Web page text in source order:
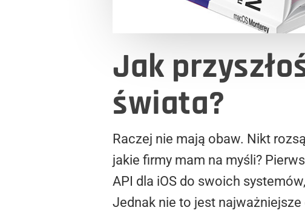
Jak
świata?
Raczej nie mają obaw. Nikt
jakie firmy mam na myśli?
API dla iOS do swoich
Jednak nie to jest